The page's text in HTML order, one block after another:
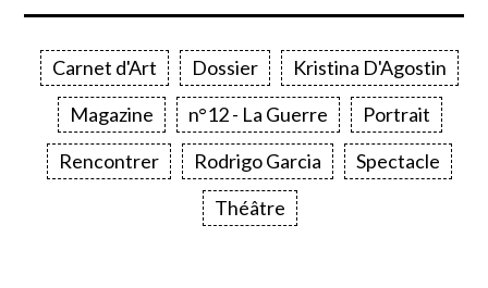
Carnet d'Art Dossier
Kristina D'Agostin
Magazine
n°12 - La Guerre
Portrait
Rencontrer
Rodrigo Garcia
Spectacle
Théâtre